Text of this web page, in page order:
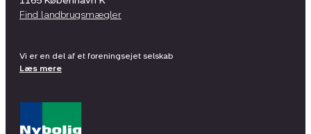
Find landbrugsmægler
Vi er en del af et foreningsejet selskab
Læs mere